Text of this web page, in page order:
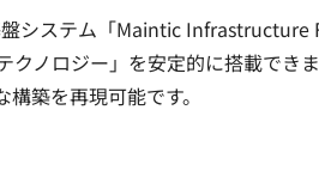
システム「Maintic Infrastructure
ノロジー」を安定的に搭載できま
築を再現可能です。